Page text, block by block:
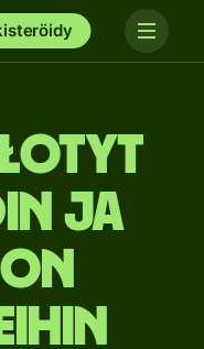
ja